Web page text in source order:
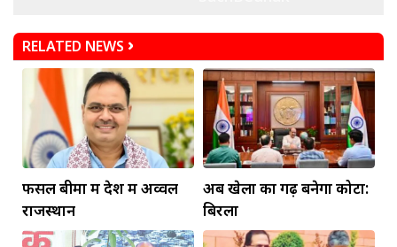
RELATED NEWS
फसल बीमा में देश में अव्वल
राजस्थान
अब खेलों का गढ़ बनेगा कोटा:
बिरला